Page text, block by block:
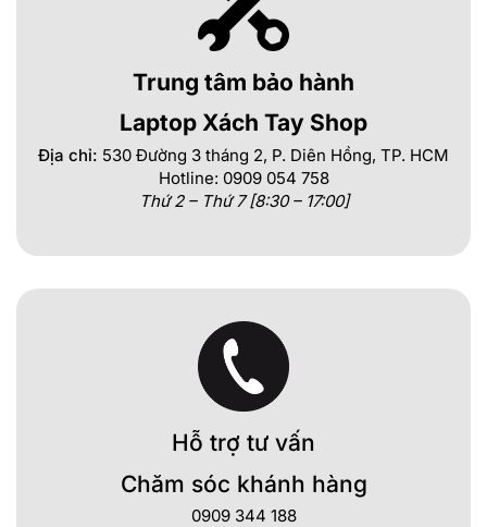
Trung tâm bảo hành
Laptop Xách Tay Shop
Địa chỉ: 530 Đường 3 tháng 2, P. Diên Hồng, TP. HCM
Hotline: 0909 054 758
Thứ 2 – Thứ 7 [8:30 – 17:00]
Hỗ trợ tư vấn
Chăm sóc khánh hàng
0909 344 188